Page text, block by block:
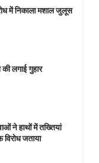
में निकाला मशाल जुलूस
लगाई गुहार
ने हाथों में तख्तियां
जताया